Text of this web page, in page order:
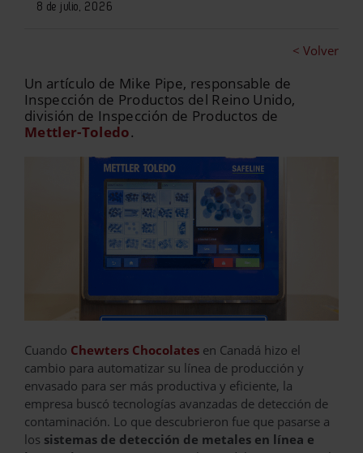
8 de julio, 2026
< Volver
Un artículo de Mike Pipe, responsable de
Inspección de Productos del Reino Unido,
división de Inspección de Productos de
Mettler-Toledo.
Cuando Chewters Chocolates en Canadá hizo el
cambio para automatizar su línea de producción y
envasado para ser más productiva y eficiente, la
empresa buscó tecnologías avanzadas de detección de
contaminación. Lo que descubrieron fue que pasarse a
los sistemas de detección de metales en línea e